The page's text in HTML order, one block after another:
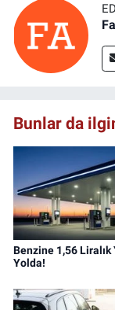
Bunlar da
Benzine 1,56 Liralık
Yolda!